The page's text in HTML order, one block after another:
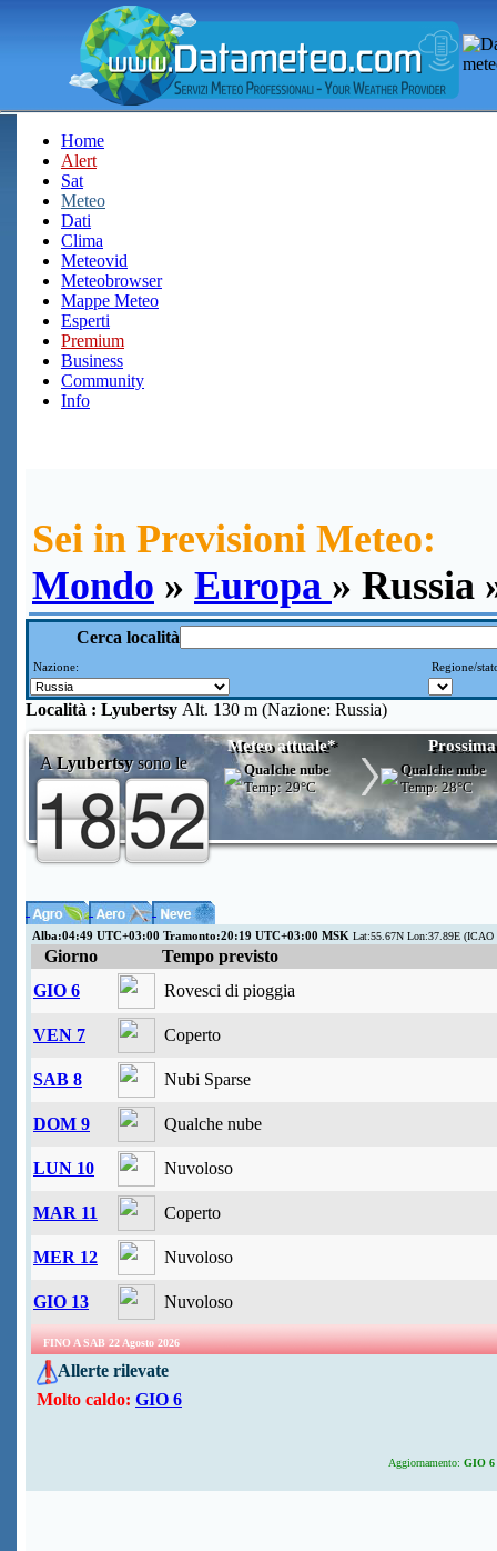
Home
Alert
Sat
Meteo
Dati
Clima
Meteovid
Meteobrowser
Mappe Meteo
Esperti
Premium
Business
Community
Info
Sei in Previsioni Meteo:
Mondo » Europa » Russia
Cerca località
Nazione: Regione/
Località : Lyubertsy Alt. 130 m (Nazione: Russia)
ALyubertsysono le
Meteo attuale*
Qualche nube
Temp:29°C
Qualche nube
Temp:28°C
Alba:04:49 UTC+03:00 Tramonto:20:19 UTC+03:00 MSK Lat:55.67N Lon:37.89E
Giorno
Tempo previsto
GIO 6
Rovesci di pioggia
VEN 7 Coperto
SAB 8 Nubi Sparse
DOM 9 Qualche nube
LUN 10 Nuvoloso
MAR 11 Coperto
MER 12 Nuvoloso
GIO 13 Nuvoloso
FINO A SAB 22 Agosto 2026
Allerte rilevate
Molto caldo: GIO 6
Aggiornamento: GIO 6